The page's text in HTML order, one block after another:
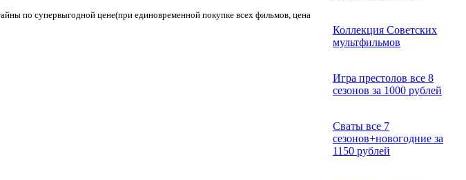
по супервыгодной цене(при единовременной покупке всех фильмов, цена
Коллекция Советских
мультфильмов
Игра престолов все 8
сезонов за 1000 рублей
Сваты все 7
сезонов+новогодние за
1150 рублей